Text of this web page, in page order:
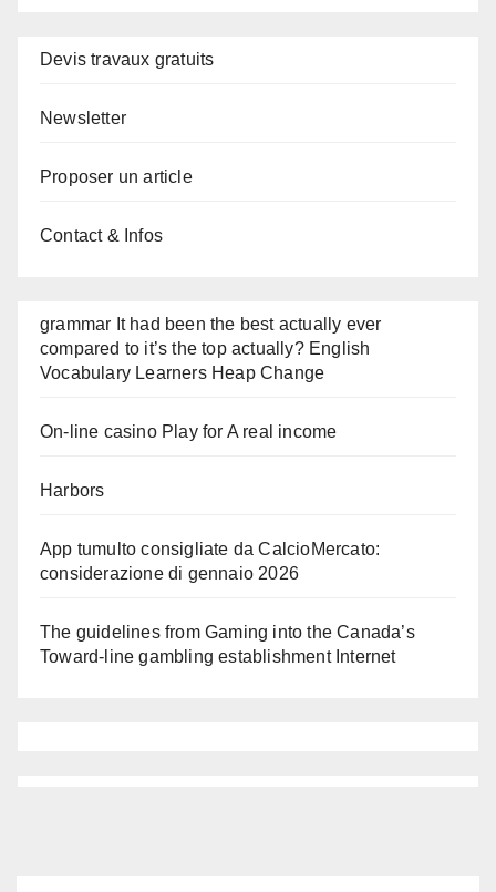
Devis travaux gratuits
Newsletter
Proposer un article
Contact & Infos
grammar It had been the best actually ever
compared to it’s the top actually? English
Vocabulary Learners Heap Change
On-line casino Play for A real income
Harbors
App tumulto consigliate da CalcioMercato:
considerazione di gennaio 2026
The guidelines from Gaming into the Canada’s
Toward-line gambling establishment Internet